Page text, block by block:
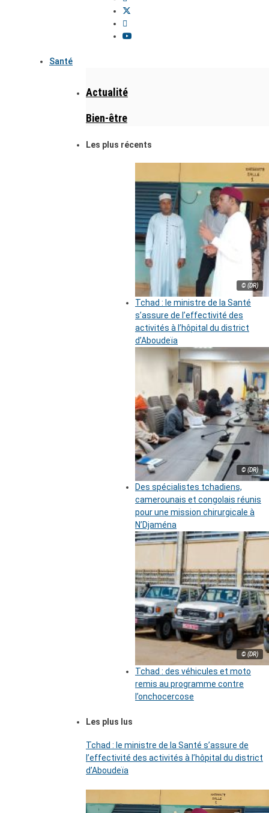
Santé
Actualité
Bien-être
Les plus récents
© (DR)
Tchad : le ministre de la Santé
s’assure de l’effectivité des
activités à l’hôpital du district
d’Aboudeïa
© (DR)
Des spécialistes tchadiens,
camerounais et congolais réunis
pour une mission chirurgicale à
N’Djaména
© (DR)
Tchad : des véhicules et moto
remis au programme contre
l’onchocercose
Les plus lus
Tchad : le ministre de la Santé s’assure de
l’effectivité des activités à l’hôpital du district
d’Aboudeïa